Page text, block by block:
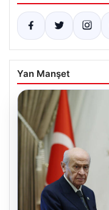
Yan Manşet